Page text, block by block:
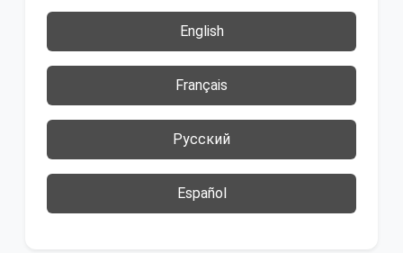
English
Français
Русский
Español